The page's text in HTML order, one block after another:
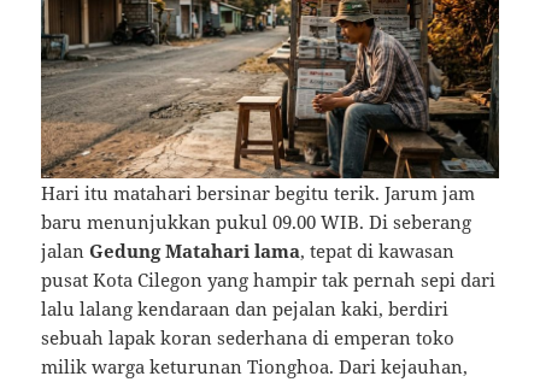
Hari itu matahari bersinar begitu terik. Jarum jam
baru menunjukkan pukul 09.00 WIB. Di seberang
jalanGedung Matahari lama, tepat di kawasan
pusat Kota Cilegon yang hampir tak pernah sepi dari
lalu lalang kendaraan dan pejalan kaki, berdiri
sebuah lapak koran sederhana di emperan toko
milik warga keturunan Tionghoa. Dari kejauhan,